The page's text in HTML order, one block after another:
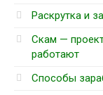
Раскрутка и
Скам —
работают
Способы